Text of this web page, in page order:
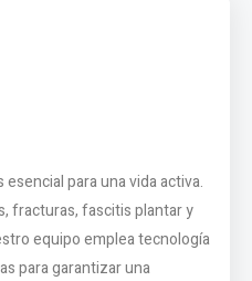
para una vida activa.
fracturas, fascitis plantar y
equipo emplea tecnología
para garantizar una